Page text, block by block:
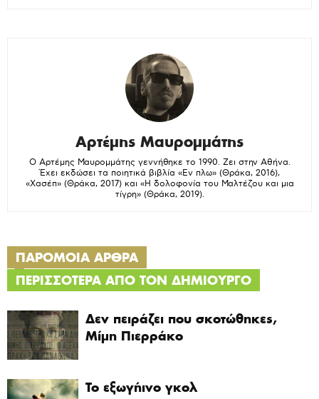
Αρτέμης Μαυρομμάτης
Ο Αρτέμης Μαυρομμάτης γεννήθηκε το 1990. Ζει στην Αθήνα.
Έχει εκδώσει τα ποιητικά βιβλία «Εν πλω» (Θράκα, 2016),
«Χασέπ» (Θράκα, 2017) και «Η δολοφονία του Μαλτέζου και μια
τίγρη» (Θράκα, 2019).
ΠΑΡΟΜΟΙΑ ΑΡΘΡΑ
ΠΕΡΙΣΣΟΤΕΡΑ ΑΠΟ ΤΟΝ ΔΗΜΙΟΥΡΓΟ
Δεν πειράζει που σκοτώθηκες,
Μίμη Πιερράκο
Το εξωγήινο γκολ